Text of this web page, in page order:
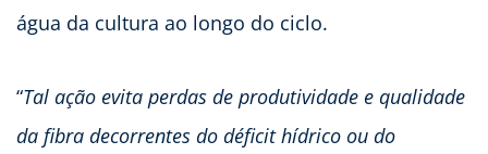
água da cultura ao longo do ciclo.
“Tal ação evita perdas de produtividade e qualidade
da fibra decorrentes do déficit hídrico ou do